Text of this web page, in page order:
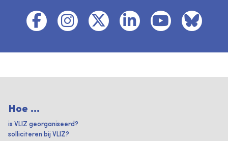
Hoe ...
is VLIZ georganiseerd?
solliciteren bij VLIZ?